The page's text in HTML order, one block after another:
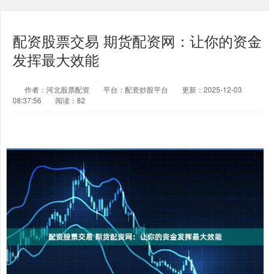
配资股票交易 期货配资网：让你的资金
发挥最大效能
作者：河北股票配资 平台：配资炒股平台
更新：2025-12-03
08:37:56
阅读：82